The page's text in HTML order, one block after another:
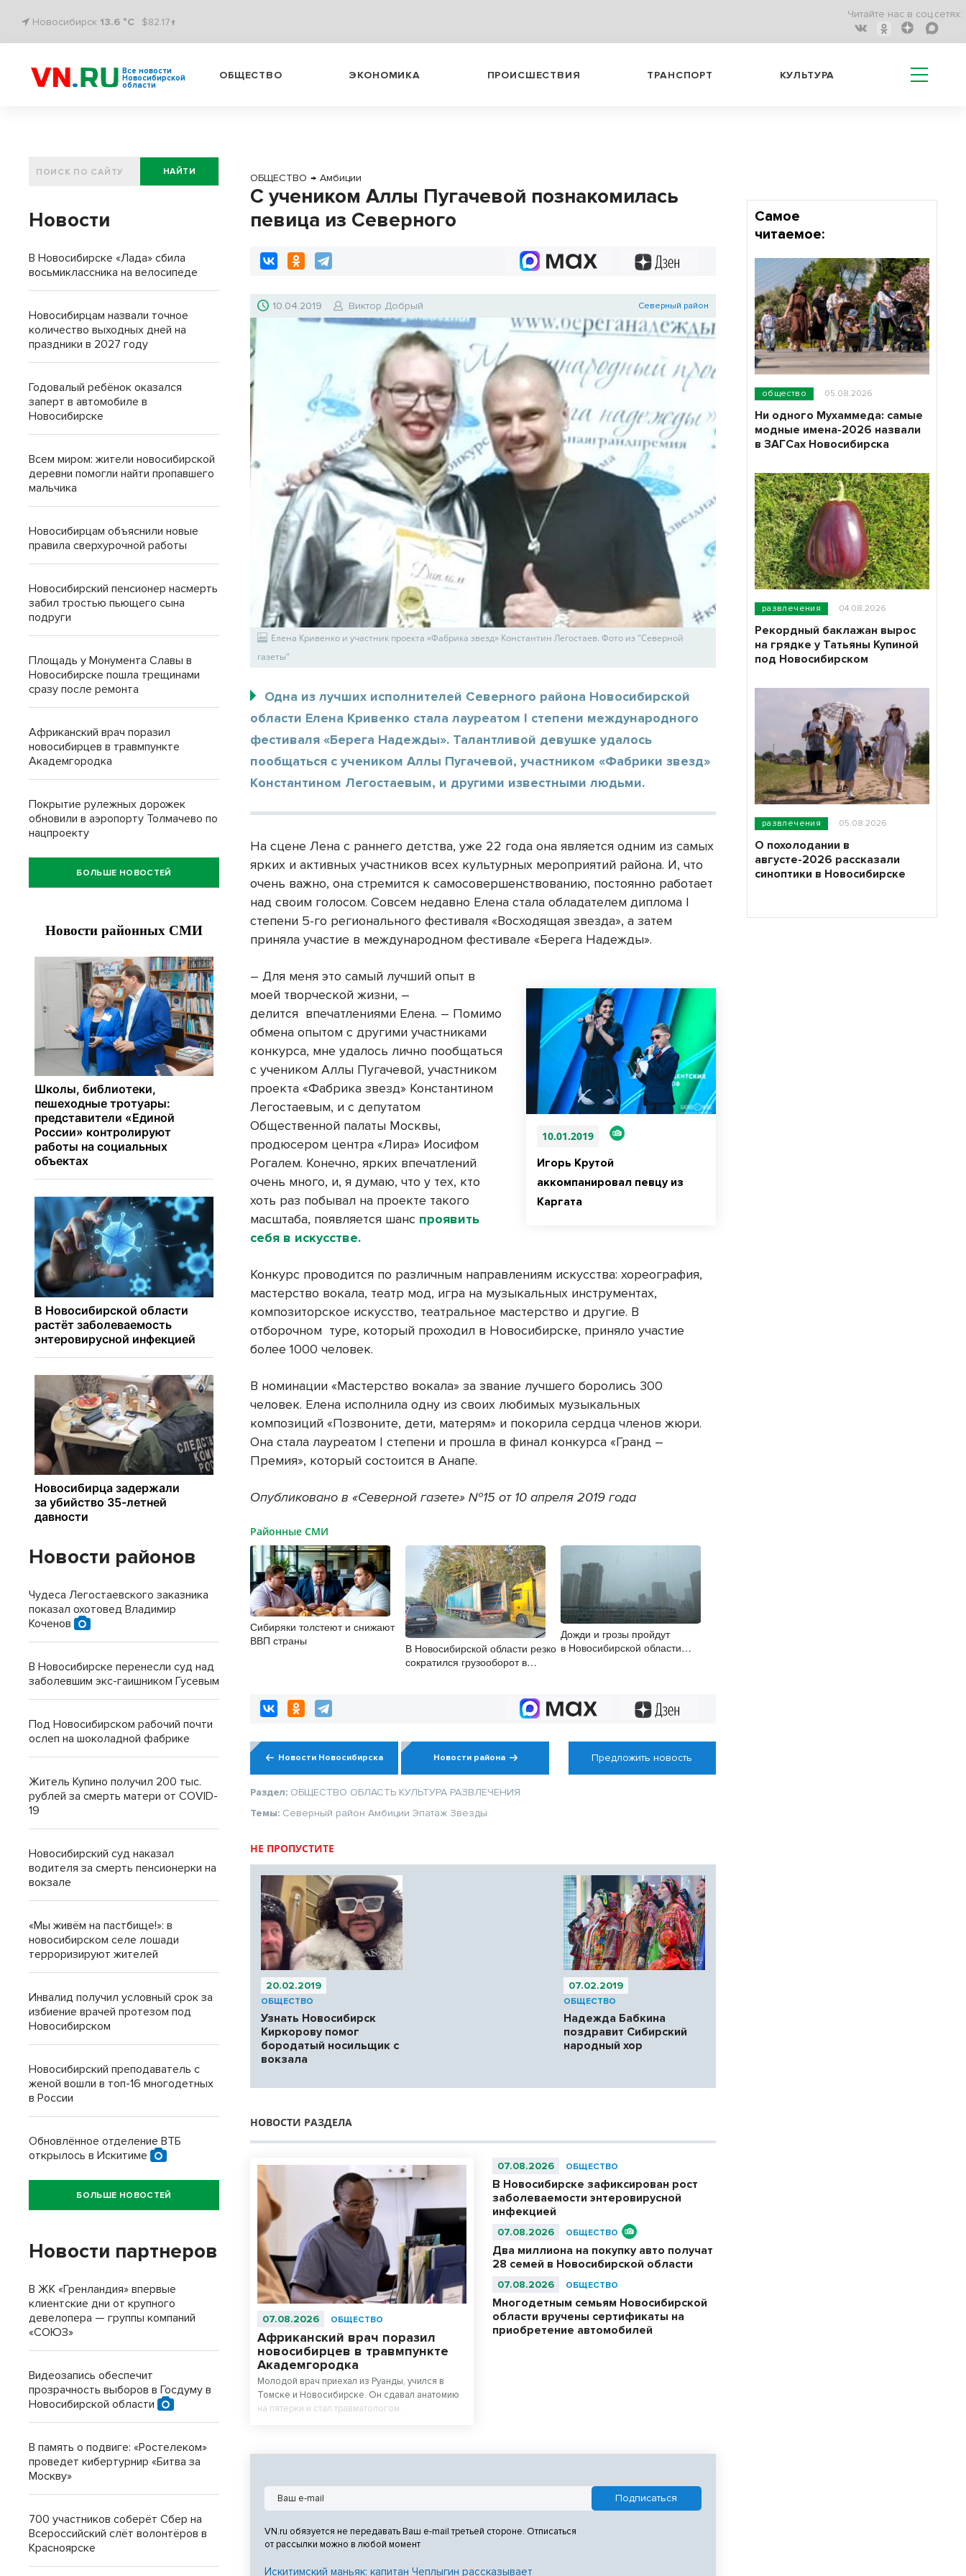
Новосибирск 13.6 °C $82.17↑
Читайте нас в соц.сетях:
Все новости
Новосибирской
области
ОБЩЕСТВО ЭКОНОМИКА ПРОИСШЕСТВИЯ ТРАНСПОРТ КУЛЬТУРА
ОБЩЕСТВО → Амбиции
С учеником Аллы Пугачевой познакомилась
певица из Северного
10.04.2019 Виктор Добрый Северный район
Елена Кривенко и участник проекта «Фабрика звезд» Константин Легостаев. Фото из "Северной
газеты"
Одна из лучших исполнителей Северного района Новосибирской
области Елена Кривенко стала лауреатом I степени международного
фестиваля «Берега Надежды». Талантливой девушке удалось
пообщаться с учеником Аллы Пугачевой, участником «Фабрики звезд»
Константином Легостаевым, и другими известными людьми.
На сцене Лена с раннего детства, уже 22 года она является одним из самых
ярких и активных участников всех культурных мероприятий района. И, что
очень важно, она стремится к самосовершенствованию, постоянно работает
над своим голосом. Совсем недавно Елена стала обладателем диплома I
степени 5-го регионального фестиваля «Восходящая звезда», а затем
приняла участие в международном фестивале «Берега Надежды».
10.01.2019
Игорь Крутой
аккомпанировал певцу из
Каргата
– Для меня это самый лучший опыт в
моей творческой жизни, –
делится впечатлениями Елена. – Помимо
обмена опытом с другими участниками
конкурса, мне удалось лично пообщаться
с учеником Аллы Пугачевой, участником
проекта «Фабрика звезд» Константином
Легостаевым, и с депутатом
Общественной палаты Москвы,
продюсером центра «Лира» Иосифом
Рогалем. Конечно, ярких впечатлений
очень много, и, я думаю, что у тех, кто
хоть раз побывал на проекте такого
масштаба, появляется шанс проявить
себя в искусстве.
Конкурс проводится по различным направлениям искусства: хореография,
мастерство вокала, театр мод, игра на музыкальных инструментах,
композиторское искусство, театральное мастерство и другие. В
отборочном туре, который проходил в Новосибирске, приняло участие
более 1000 человек.
В номинации «Мастерство вокала» за звание лучшего боролись 300
человек. Елена исполнила одну из своих любимых музыкальных
композиций «Позвоните, дети, матерям» и покорила сердца членов жюри.
Она стала лауреатом I степени и прошла в финал конкурса «Гранд –
Премия», который состоится в Анапе.
Опубликовано в «Северной газете» №15 от 10 апреля 2019 года
Районные СМИ
Сибиряки толстеют и снижают
ВВП страны
В Новосибирской области резко
сократился грузооборот в
Дожди и грозы пройдут
в Новосибирской области
Новости Новосибирска Новости района Предложить новость
Раздел: ОБЩЕСТВО ОБЛАСТЬ КУЛЬТУРА РАЗВЛЕЧЕНИЯ
Темы: Северный район Амбиции Эпатаж Звезды
НЕ ПРОПУСТИТЕ
20.02.2019
ОБЩЕСТВО
Узнать Новосибирск
Киркорову помог
бородатый носильщик с
вокзала
07.02.2019
ОБЩЕСТВО
Надежда Бабкина
поздравит Сибирский
народный хор
НОВОСТИ РАЗДЕЛА
07.08.2026 ОБЩЕСТВО
Африканский врач поразил
новосибирцев в травмпункте
Академгородка
Молодой врач приехал из Руанды, учился в
Томске и Новосибирске. Он сдавал анатомию
на пятерки и стал травматологом.
07.08.2026 ОБЩЕСТВО
В Новосибирске зафиксирован рост
заболеваемости энтеровирусной
инфекцией
07.08.2026 ОБЩЕСТВО
Два миллиона на покупку авто получат
28 семей в Новосибирской области
07.08.2026 ОБЩЕСТВО
Многодетным семьям Новосибирской
области вручены сертификаты на
приобретение автомобилей
VN.ru обязуется не передавать Ваш e-mail третьей стороне. Отписаться
от рассылки можно в любой момент
Искитимский маньяк: капитан Чеплыгин рассказывает
НАЙТИ
Новости
В Новосибирске «Лада» сбила
восьмиклассника на велосипеде
Новосибирцам назвали точное
количество выходных дней на
праздники в 2027 году
Годовалый ребёнок оказался
заперт в автомобиле в
Новосибирске
Всем миром: жители новосибирской
деревни помогли найти пропавшего
мальчика
Новосибирцам объяснили новые
правила сверхурочной работы
Новосибирский пенсионер насмерть
забил тростью пьющего сына
подруги
Площадь у Монумента Славы в
Новосибирске пошла трещинами
сразу после ремонта
Африканский врач поразил
новосибирцев в травмпункте
Академгородка
Покрытие рулежных дорожек
обновили в аэропорту Толмачево по
нацпроекту
БОЛЬШЕ НОВОСТЕЙ
Новости районов
Чудеса Легостаевского заказника
показал охотовед Владимир
Коченов
В Новосибирске перенесли суд над
заболевшим экс-гаишником Гусевым
Под Новосибирском рабочий почти
ослеп на шоколадной фабрике
Житель Купино получил 200 тыс.
рублей за смерть матери от COVID-
19
Новосибирский суд наказал
водителя за смерть пенсионерки на
вокзале
«Мы живём на пастбище!»: в
новосибирском селе лошади
терроризируют жителей
Инвалид получил условный срок за
избиение врачей протезом под
Новосибирском
Новосибирский преподаватель с
женой вошли в топ-16 многодетных
в России
Обновлённое отделение ВТБ
открылось в Искитиме
БОЛЬШЕ НОВОСТЕЙ
Новости партнеров
В ЖК «Гренландия» впервые
клиентские дни от крупного
девелопера — группы компаний
«СОЮЗ»
Видеозапись обеспечит
прозрачность выборов в Госдуму в
Новосибирской области
В память о подвиге: «Ростелеком»
проведет кибертурнир «Битва за
Москву»
700 участников соберёт Сбер на
Всероссийский слёт волонтёров в
Красноярске
Самое
читаемое:
общество 05.08.2026
Ни одного Мухаммеда: самые
модные имена-2026 назвали
в ЗАГСах Новосибирска
развлечения 04.08.2026
Рекордный баклажан вырос
на грядке у Татьяны Купиной
под Новосибирском
развлечения 05.08.2026
О похолодании в
августе-2026 рассказали
синоптики в Новосибирске